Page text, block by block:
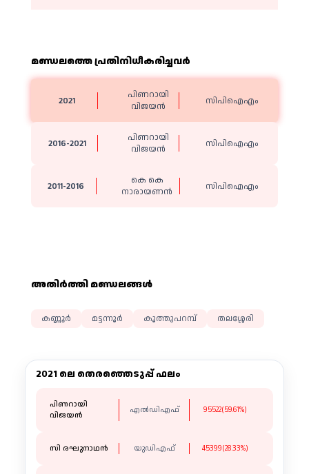
മണ്ഡലത്തെ പ്രതിനിധീകരിച്ചവര്‍
2021
പിണറായി
വിജയൻ
സിപിഐഎം
2016-2021
പിണറായി
വിജയൻ
സിപിഐഎം
2011-2016
കെ കെ
നാരായണൻ
സിപിഐഎം
അതിര്‍ത്തി മണ്ഡലങ്ങള്‍
കണ്ണൂർ മട്ടന്നൂർ കൂത്തുപറമ്പ് തലശ്ശേരി
2021 ലെ തെരഞ്ഞെടുപ്പ് ഫലം
പിണറായി
വിജയൻ
എല്‍ഡിഎഫ് 95522(59.61%)
സി രഘുനാഥൻ യുഡിഎഫ് 45399(28.33%)